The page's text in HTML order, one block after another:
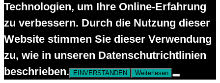
Technologien, um Ihre Online-Erfahrung
zu verbessern. Durch die Nutzung dieser
Website stimmen Sie dieser Verwendung
zu, wie in unseren Datenschutrichtlinien
beschrieben.
EINVERSTANDEN Weiterlesen